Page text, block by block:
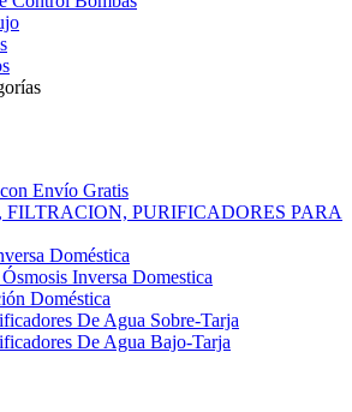
Envío Gratis
FILTRACION, PURIFICADORES PARA
Doméstica
Inversa Domestica
Doméstica
De Agua Sobre-Tarja
De Agua Bajo-Tarja